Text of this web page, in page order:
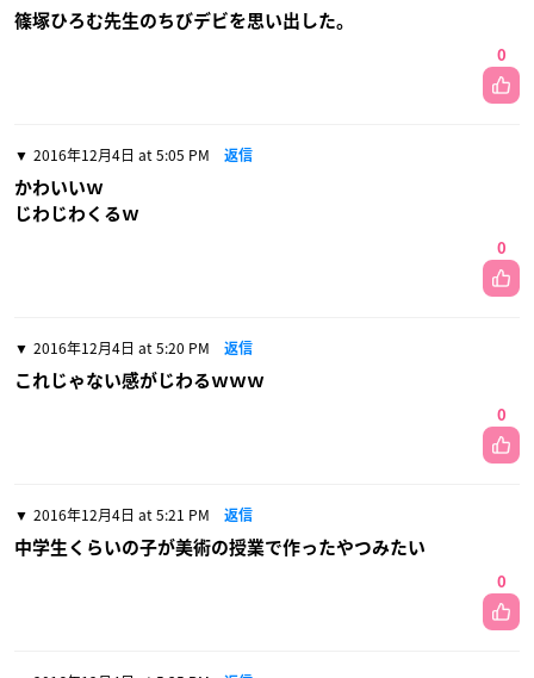
篠塚ひろむ先生のちびデビを思い出した。
0
2016年12月4日 at 5:05 PM 返信
かわいいｗ
じわじわくるｗ
0
2016年12月4日 at 5:20 PM 返信
これじゃない感がじわるｗｗｗ
0
2016年12月4日 at 5:21 PM 返信
中学生くらいの子が美術の授業で作ったやつみたい
0